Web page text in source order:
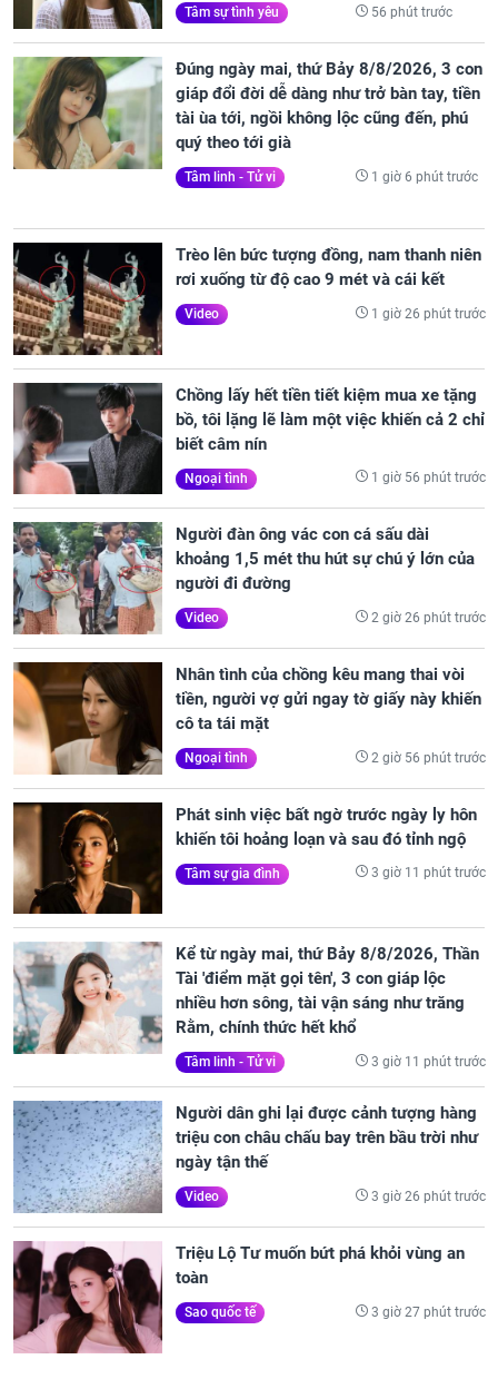
Tâm sự tình yêu 56 phút trước
Đúng ngày mai, thứ Bảy 8/8/2026, 3 con
giáp đổi đời dễ dàng như trở bàn tay, tiền
tài ùa tới, ngồi không lộc cũng đến, phú
quý theo tới già
Tâm linh - Tử vi 1 giờ 6 phút trước
Trèo lên bức tượng đồng, nam thanh niên
rơi xuống từ độ cao 9 mét và cái kết
Video 1 giờ 26 phút trước
Chồng lấy hết tiền tiết kiệm mua xe tặng
bồ, tôi lặng lẽ làm một việc khiến cả 2 chỉ
biết câm nín
Ngoại tình 1 giờ 56 phút trước
Người đàn ông vác con cá sấu dài
khoảng 1,5 mét thu hút sự chú ý lớn của
người đi đường
Video 2 giờ 26 phút trước
Nhân tình của chồng kêu mang thai vòi
tiền, người vợ gửi ngay tờ giấy này khiến
cô ta tái mặt
Ngoại tình 2 giờ 56 phút trước
Phát sinh việc bất ngờ trước ngày ly hôn
khiến tôi hoảng loạn và sau đó tỉnh ngộ
Tâm sự gia đình 3 giờ 11 phút trước
Kể từ ngày mai, thứ Bảy 8/8/2026, Thần
Tài 'điểm mặt gọi tên', 3 con giáp lộc
nhiều hơn sông, tài vận sáng như trăng
Rằm, chính thức hết khổ
Tâm linh - Tử vi 3 giờ 11 phút trước
Người dân ghi lại được cảnh tượng hàng
triệu con châu chấu bay trên bầu trời như
ngày tận thế
Video 3 giờ 26 phút trước
Triệu Lộ Tư muốn bứt phá khỏi vùng an
toàn
Sao quốc tế 3 giờ 27 phút trước